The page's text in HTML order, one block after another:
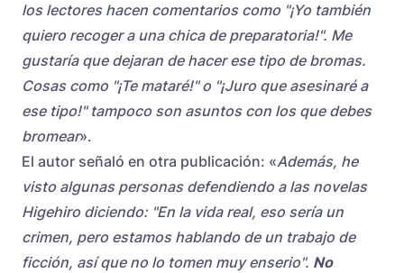
los lectores hacen comentarios como "¡Yo también
quiero recoger a una chica de preparatoria!". Me
gustaría que dejaran de hacer ese tipo de bromas.
Cosas como "¡Te mataré!" o "¡Juro que asesinaré a
ese tipo!" tampoco son asuntos con los que debes
bromear».
El autor señaló en otra publicación: «Además, he
visto algunas personas defendiendo a las novelas
Higehiro diciendo: "En la vida real, eso sería un
crimen, pero estamos hablando de un trabajo de
ficción, así que no lo tomen muy enserio". No